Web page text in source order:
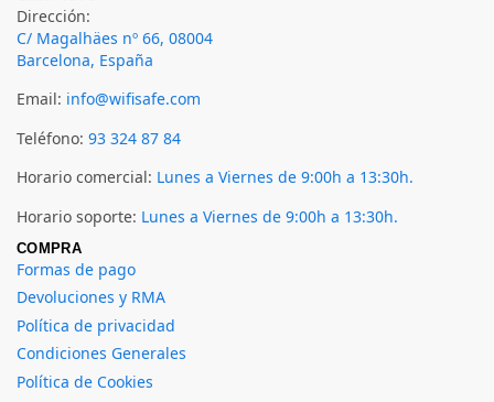
Dirección:
C/ Magalhäes nº 66, 08004
Barcelona, España
Email: info@wifisafe.com
Teléfono: 93 324 87 84
Horario comercial: Lunes a Viernes de 9:00h a 13:30h.
Horario soporte: Lunes a Viernes de 9:00h a 13:30h.
COMPRA
Formas de pago
Devoluciones y RMA
Política de privacidad
Condiciones Generales
Política de Cookies